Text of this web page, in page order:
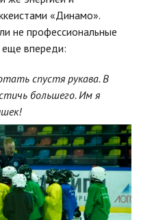
«Динамо».
не профессиональные
еще впереди:
спустя рукава. В
большего. Им я